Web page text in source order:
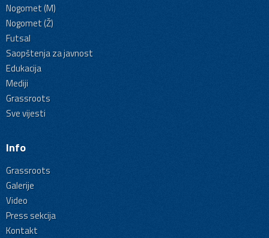
Nogomet (M)
Nogomet (Ž)
Futsal
Saopštenja za javnost
Edukacija
Mediji
Grassroots
Sve vijesti
Info
Grassroots
Galerije
Video
Press sekcija
Kontakt